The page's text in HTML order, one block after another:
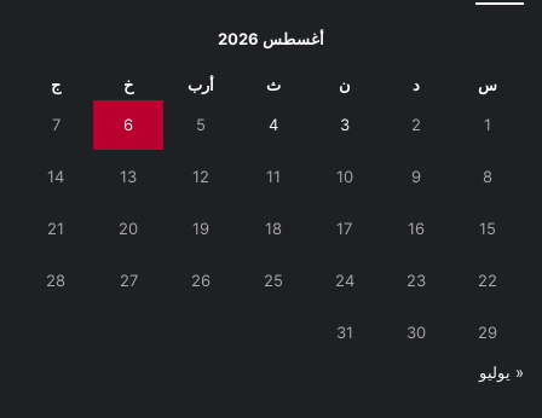
أغسطس 2026
س د ن ث أرب خ ج
1
2
3
4
5
6
7
8
9
10
11
12
13
14
15
16
17
18
19
20
21
22
23
24
25
26
27
28
29
30
31
« يوليو